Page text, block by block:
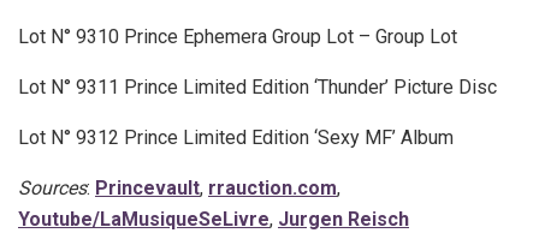
Lot N° 9310 Prince Ephemera Group Lot – Group Lot
Lot N° 9311 Prince Limited Edition ‘Thunder’ Picture Disc
Lot N° 9312 Prince Limited Edition ‘Sexy MF’ Album
Sources: Princevault, rrauction.com,
Youtube/LaMusiqueSeLivre, Jurgen Reisch